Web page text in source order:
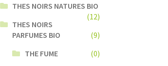
THES NOIRS NATURES BIO
(12)
THES NOIRS
PARFUMES BIO
(9)
THE FUME
(0)